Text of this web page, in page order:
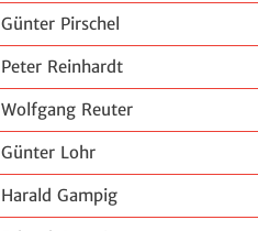
Günter Pirschel
Peter Reinhardt
Wolfgang Reuter
Günter Lohr
Harald Gampig